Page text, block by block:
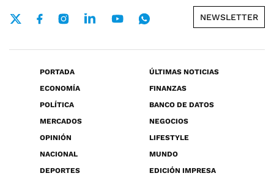
NEWSLETTER
PORTADA
ÚLTIMAS NOTICIAS
ECONOMÍA
FINANZAS
POLÍTICA
BANCO DE DATOS
MERCADOS
NEGOCIOS
OPINIÓN
LIFESTYLE
NACIONAL
MUNDO
DEPORTES
EDICIÓN IMPRESA